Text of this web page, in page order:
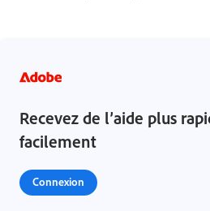
Recevez de l’aide plus
facilement
Connexion